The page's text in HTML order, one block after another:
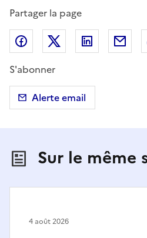
Partager la page
Partager sur Facebook
Partager sur X
Partager
S'abonner
Alerte email
Sur le même
4 août 2026